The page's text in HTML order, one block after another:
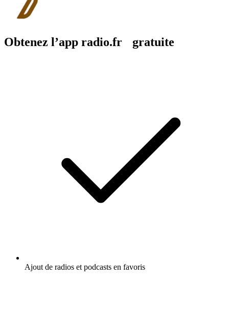
Obtenez l’app radio.fr gratuite
Ajout de radios et podcasts en favoris